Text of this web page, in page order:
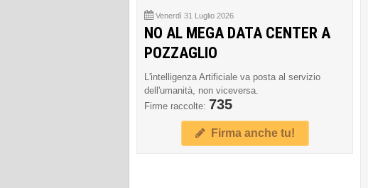
Venerdì 31 Luglio 2026
NO AL MEGA DATA CENTER A
POZZAGLIO
L'intelligenza Artificiale va posta al servizio
dell'umanità, non viceversa.
Firme raccolte: 735
Firma anche tu!